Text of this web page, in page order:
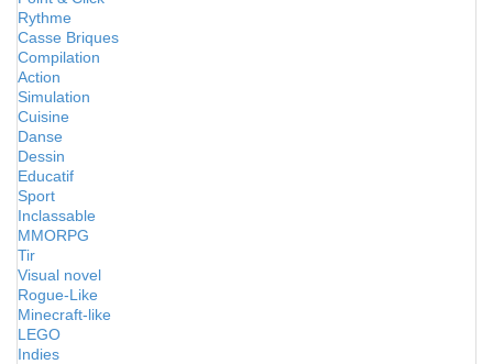
Rythme
Casse Briques
Compilation
Action
Simulation
Cuisine
Danse
Dessin
Educatif
Sport
Inclassable
MMORPG
Tir
Visual novel
Rogue-Like
Minecraft-like
LEGO
Indies